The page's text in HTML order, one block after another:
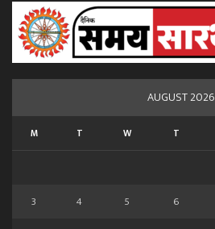
AUGUST 2026
M T W T
3
4 5 6